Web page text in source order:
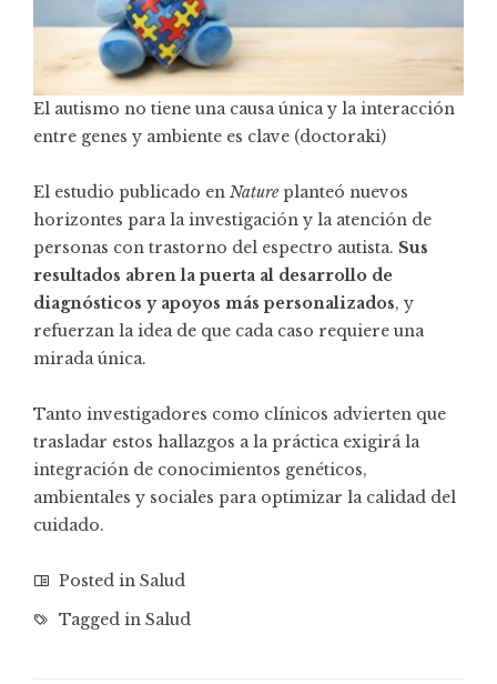
El autismo no tiene una causa única y la interacción
entre genes y ambiente es clave (doctoraki)
El estudio publicado en Natureplanteó nuevos
horizontes para la investigación y la atención de
personas con trastorno del espectro autista. Sus
resultados abren la puerta al desarrollo de
diagnósticos y apoyos más personalizados, y
refuerzan la idea de que cada caso requiere una
mirada única.
Tanto investigadores como clínicos advierten que
trasladar estos hallazgos a la práctica exigirá la
integración de conocimientos genéticos,
ambientales y sociales para optimizar la calidad del
cuidado.
Posted in Salud
Tagged in Salud